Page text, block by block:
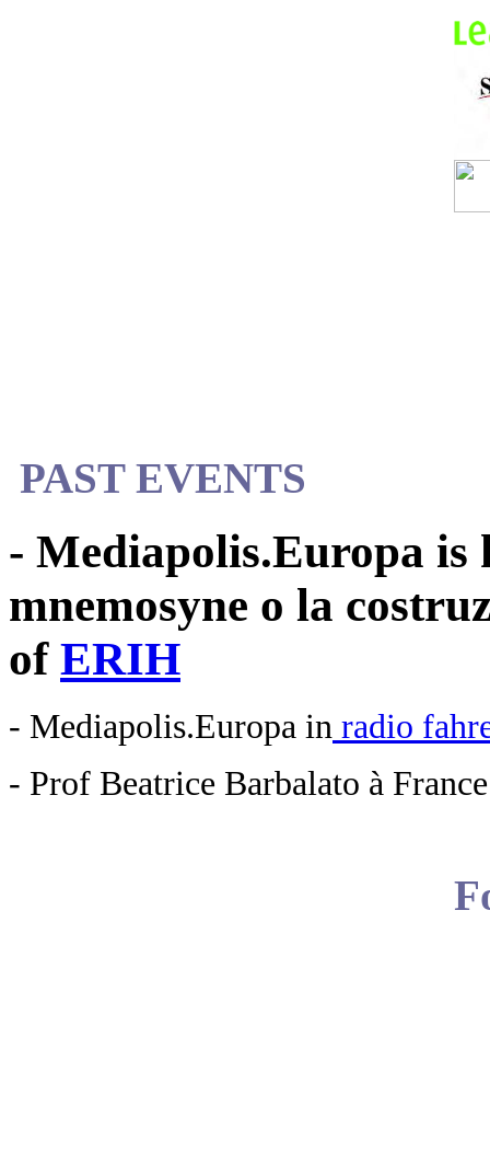
PAST EVENTS
- Mediapolis.Europa is
mnemosyne o la
of ERIH
- Mediapolis.Europa in radio
- Prof Beatrice Barbalato à